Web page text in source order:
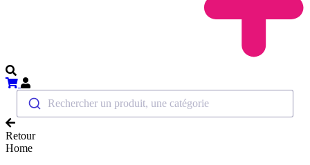
Rechercher un produit, une catégorie
Retour
Home